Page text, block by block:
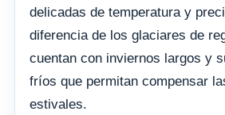
delicadas de temperatura y
diferencia de los glaciares de
cuentan con inviernos largos y
fríos que permitan compensar
estivales.